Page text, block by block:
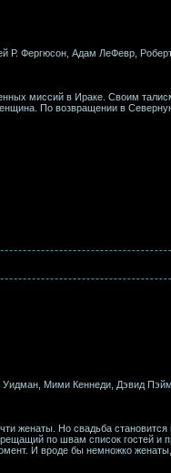
Р. Фергюсон, Адам ЛеФевр,
миссий в Ираке. Своим
По возвращении в
Уидман, Мими Кеннеди, Дэвид
женаты. Но свадьба становится
по швам список гостей и
И вроде бы немножко женаты,